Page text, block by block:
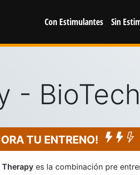
Con Estimulantes Sin
-
TU ENTRENO!
es la combinación pre